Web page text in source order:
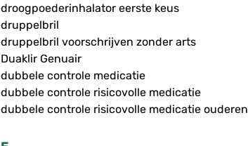
droogpoederinhalator eerste keus
druppelbril
druppelbril voorschrijven zonder arts
Duaklir Genuair
dubbele controle medicatie
dubbele controle risicovolle medicatie
dubbele controle risicovolle medicatie ouderen